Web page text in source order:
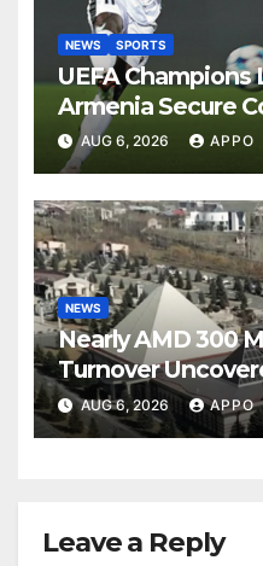
NEWS SPORTS
UEFA Champions
Armenia Secure
Over Shamrock
AUG 6, 2026 APPO
NEWS
Nearly AMD 300
Turnover
Owned
AUG 6, 2026 APPO
Leave a Reply